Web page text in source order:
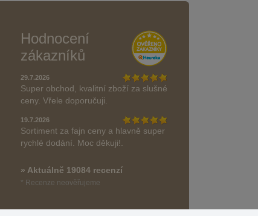
Hodnocení
zákazníků
29.7.2026
Super obchod, kvalitní zboží za slušné
ceny. Vřele doporučuji.
19.7.2026
Sortiment za fajn ceny a hlavně super
rychlé dodání. Moc děkuji!.
» Aktuálně 19084 recenzí
* Recenze neověřujeme